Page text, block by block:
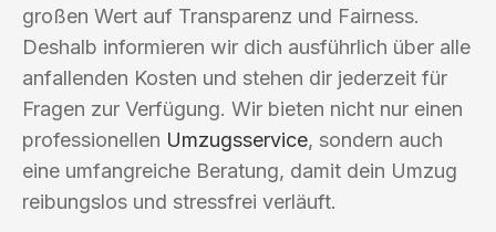
großen Wert auf Transparenz und Fairness.
Deshalb informieren wir dich ausführlich über alle
anfallenden Kosten und stehen dir jederzeit für
Fragen zur Verfügung. Wir bieten nicht nur einen
professionellen Umzugsservice, sondern auch
eine umfangreiche Beratung, damit dein Umzug
reibungslos und stressfrei verläuft.